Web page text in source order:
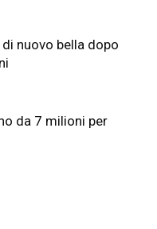
nuovo bella dopo
da 7 milioni per